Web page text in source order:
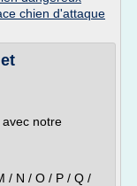
chien d'attaque
notre
/ N / O / P / Q /